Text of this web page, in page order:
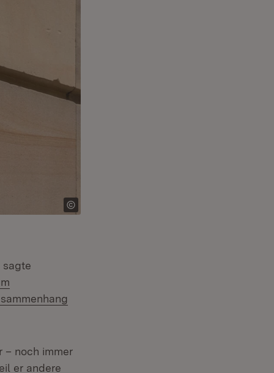
sagte
– noch immer
er andere